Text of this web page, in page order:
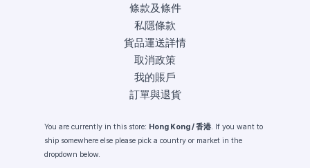
條款及條件
私隱條款
貨品運送詳情
取消政策
我的賬戶
訂單與退貨
You are currently in this store: Hong Kong / 香港. If you want to
ship somewhere else please pick a country or market in the
dropdown below.